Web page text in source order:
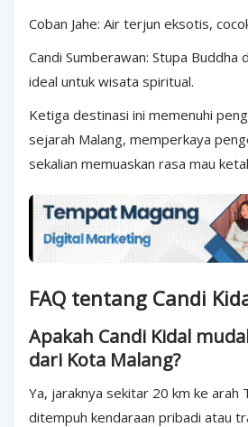
Coban Jahe: Air terjun eksotis,
Candi Sumberawan: Stupa Buddha
ideal untuk wisata spiritual.
Ketiga destinasi ini memenuhi
sejarah Malang, memperkaya
sekalian memuaskan rasa mau
FAQ tentang Candi
Apakah Candi Kidal
dari Kota Malang?
Ya, jaraknya sekitar 20 km ke arah
ditempuh kendaraan pribadi atau